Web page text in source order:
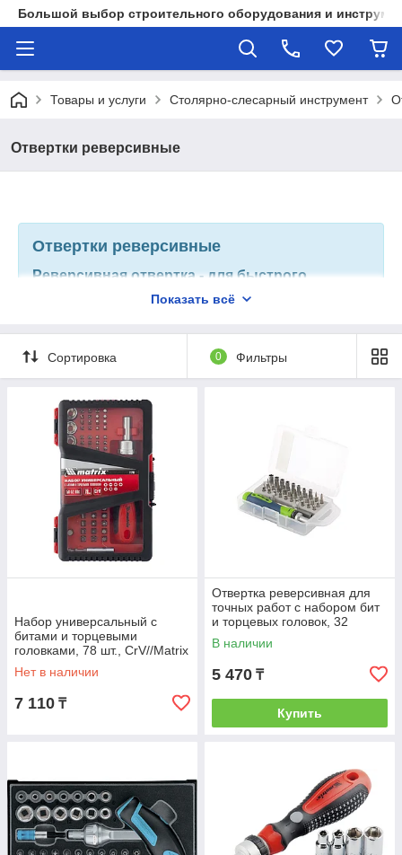
Большой выбор строительного оборудования и
Товары и услуги Столярно-слесарный инструмент
Отвертки реверсивные
Отвертки реверсивные
Реверсивная отвертка - для быстрого
Незаменима при сборке мебели или в
болты и гайки в труднодоступных местах.
Является удобным и многофункциональным
приспособлением для работы с резьбовыми
соединениями. Реверс позволяет
использовать инструмент в обоих
направления. Рукоять из двухкомпонентного
материала не скользит в руке.
Показать всё
Сортировка 0 Фильтры
Набор универсальный с
битами и торцевыми
головками, 78 шт., CrV//Matrix
Нет в наличии
7 110 ₸
Отвертка реверсивная для
точных работ с набором бит
и торцевых головок, 32
предм., CrV//Сибртех
В наличии
5 470 ₸
Купить